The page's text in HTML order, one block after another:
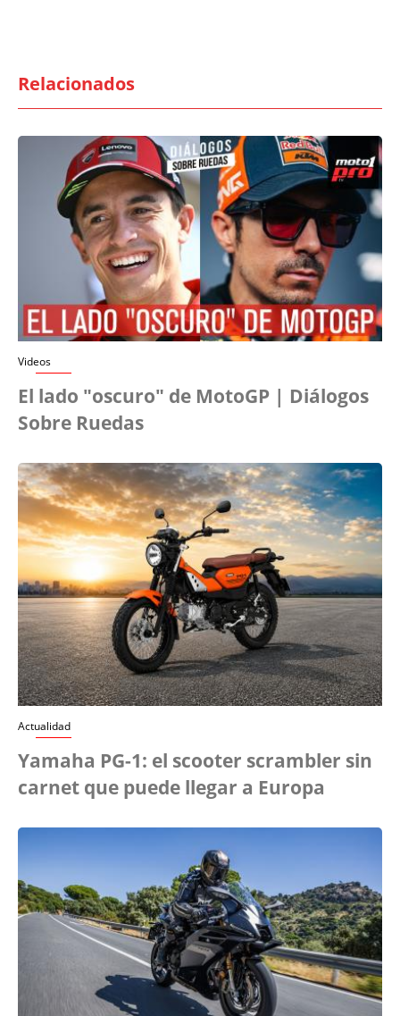
Relacionados
Videos
El lado "oscuro" de MotoGP | Diálogos
Sobre Ruedas
Actualidad
Yamaha PG-1: el scooter scrambler sin
carnet que puede llegar a Europa